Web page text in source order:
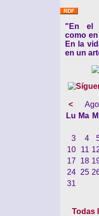
"En el
como
En la
en un
<
Lu Ma
3
4
10
11
17
18
24
25
31
Todas